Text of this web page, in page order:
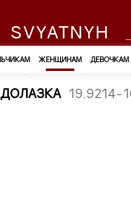
SVYATNYH
ЖЕНЩИНАМ ДЕВОЧКАМ
Трикотаж — водолазка
19.9214-